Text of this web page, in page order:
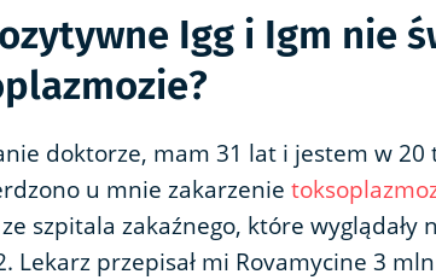
Igg i Igm nie
doktorze, mam 31 lat i jestem w 20
u mnie zakarzenie
szpitala zakaźnego, które wyglądały
Lekarz przepisał mi Rovamycine 3